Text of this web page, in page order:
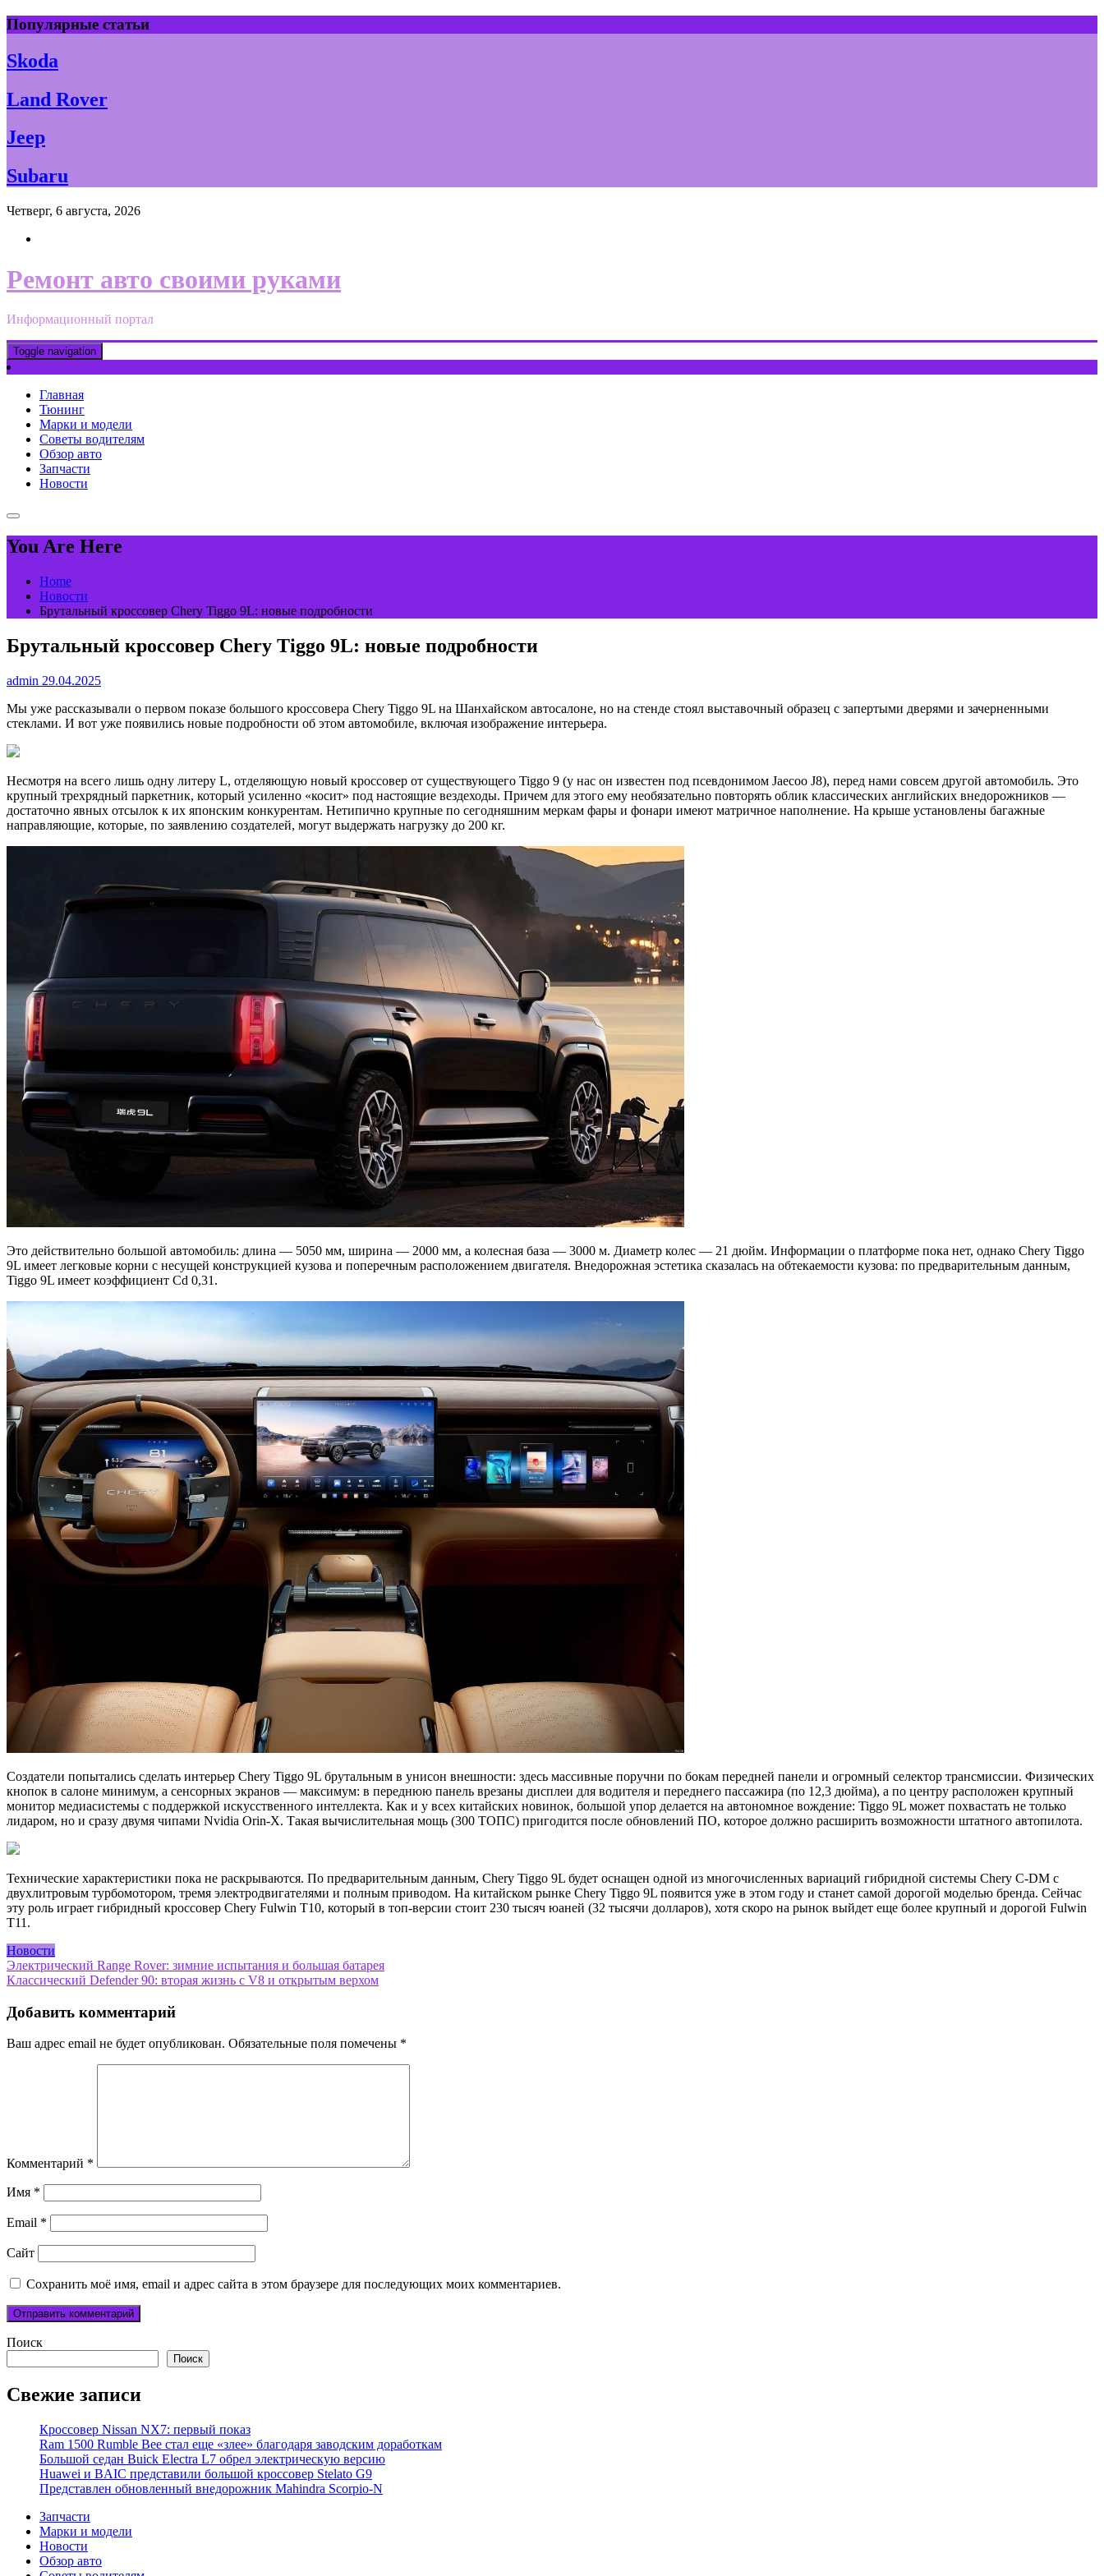
Skip
to
content
Популярные статьи
Skoda
Land Rover
Jeep
Subaru
Четверг, 6 августа, 2026
Ремонт авто своими руками
Информационный портал
Toggle navigation
Главная
Тюнинг
Марки и модели
Советы водителям
Обзор авто
Запчасти
Новости
You Are Here
Home
Новости
Брутальный кроссовер Chery Tiggo 9L: новые подробности
Брутальный кроссовер Chery Tiggo 9L: новые подробности
admin 29.04.2025
Мы уже рассказывали о первом показе большого кроссовера Chery Tiggo 9L на Шанхайском автосалоне, но на стенде стоял выставочный образец с запертыми дверями и зачерненными
стеклами. И вот уже появились новые подробности об этом автомобиле, включая изображение интерьера.
Несмотря на всего лишь одну литеру L, отделяющую новый кроссовер от существующего Tiggo 9 (у нас он известен под псевдонимом Jaecoo J8), перед нами совсем другой автомобиль. Это
крупный трехрядный паркетник, который усиленно «косит» под настоящие вездеходы. Причем для этого ему необязательно повторять облик классических английских внедорожников —
достаточно явных отсылок к их японским конкурентам. Нетипично крупные по сегодняшним меркам фары и фонари имеют матричное наполнение. На крыше установлены багажные
направляющие, которые, по заявлению создателей, могут выдержать нагрузку до 200 кг.
Это действительно большой автомобиль: длина — 5050 мм, ширина — 2000 мм, а колесная база — 3000 м. Диаметр колес — 21 дюйм. Информации о платформе пока нет, однако Chery Tiggo
9L имеет легковые корни с несущей конструкцией кузова и поперечным расположением двигателя. Внедорожная эстетика сказалась на обтекаемости кузова: по предварительным данным,
Tiggo 9L имеет коэффициент Cd 0,31.
Создатели попытались сделать интерьер Chery Tiggo 9L брутальным в унисон внешности: здесь массивные поручни по бокам передней панели и огромный селектор трансмиссии. Физических
кнопок в салоне минимум, а сенсорных экранов — максимум: в переднюю панель врезаны дисплеи для водителя и переднего пассажира (по 12,3 дюйма), а по центру расположен крупный
монитор медиасистемы с поддержкой искусственного интеллекта. Как и у всех китайских новинок, большой упор делается на автономное вождение: Tiggo 9L может похвастать не только
лидаром, но и сразу двумя чипами Nvidia Orin-X. Такая вычислительная мощь (300 ТОПС) пригодится после обновлений ПО, которое должно расширить возможности штатного автопилота.
Технические характеристики пока не раскрываются. По предварительным данным, Chery Tiggo 9L будет оснащен одной из многочисленных вариаций гибридной системы Chery C-DM с
двухлитровым турбомотором, тремя электродвигателями и полным приводом. На китайском рынке Chery Tiggo 9L появится уже в этом году и станет самой дорогой моделью бренда. Сейчас
эту роль играет гибридный кроссовер Chery Fulwin T10, который в топ-версии стоит 230 тысяч юаней (32 тысячи долларов), хотя скоро на рынок выйдет еще более крупный и дорогой Fulwin
T11.
Новости
Навигация
по
записям
Электрический Range Rover: зимние испытания и большая батарея
Классический Defender 90: вторая жизнь с V8 и открытым верхом
Добавить комментарий
Ваш адрес email не будет опубликован. Обязательные поля помечены *
Комментарий *
Имя *
Email *
Сайт
Сохранить моё имя, email и адрес сайта в этом браузере для последующих моих комментариев.
Поиск
Поиск
Свежие записи
Кроссовер Nissan NX7: первый показ
Ram 1500 Rumble Bee стал еще «злее» благодаря заводским доработкам
Большой седан Buick Electra L7 обрел электрическую версию
Huawei и BAIC представили большой кроссовер Stelato G9
Представлен обновленный внедорожник Mahindra Scorpio-N
Запчасти
Марки и модели
Новости
Обзор авто